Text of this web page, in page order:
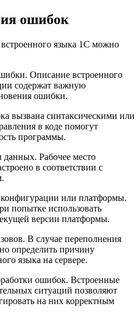
ошибок
языка 1С можно
Описание встроенного
содержат важную
ошибки.
вызвана синтаксическими или
в коде помогут
программы.
данных. Рабочее место
в соответствии с
или платформы.
попытке использовать
версии платформы.
В случае переполнения
определить причину
языка на сервере.
ошибок. Встроенные
ситуаций позволяют
на них корректным